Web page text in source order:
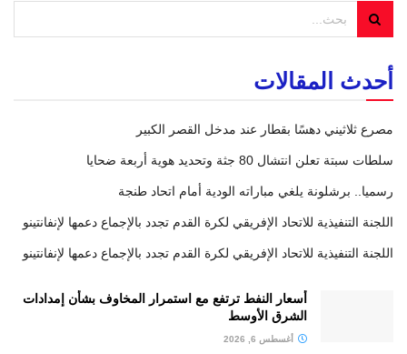
أحدث المقالات
مصرع ثلاثيني دهسًا بقطار عند مدخل القصر الكبير
سلطات سبتة تعلن انتشال 80 جثة وتحديد هوية أربعة ضحايا
رسميا.. برشلونة يلغي مباراته الودية أمام اتحاد طنجة
اللجنة التنفيذية للاتحاد الإفريقي لكرة القدم تجدد بالإجماع دعمها لإنفانتينو
اللجنة التنفيذية للاتحاد الإفريقي لكرة القدم تجدد بالإجماع دعمها لإنفانتينو
أسعار النفط ترتفع مع استمرار المخاوف بشأن إمدادات
الشرق الأوسط
أغسطس 6, 2026